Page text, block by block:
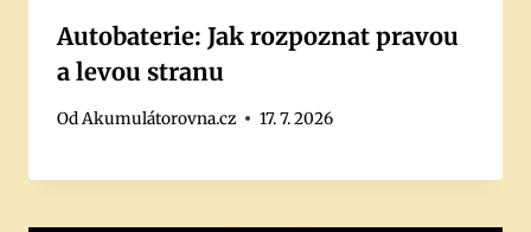
Autobaterie: Jak rozpoznat pravou
a levou stranu
OdAkumulátorovna.cz 17. 7. 2026